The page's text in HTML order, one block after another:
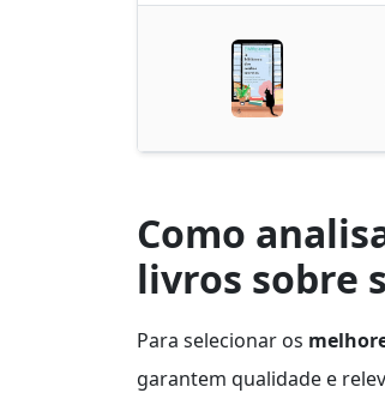
Como
livros sobre
Para selecionar os
garantem qualidade e